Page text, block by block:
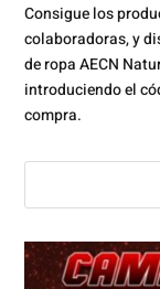
Consigue los
colaboradoras, y
de ropa AECN
introduciendo el
compra.